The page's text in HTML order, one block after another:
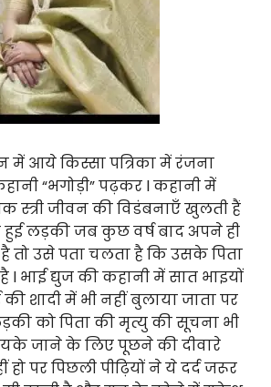
में आये किस्सा पत्रिका में रंजना
“भगोड़ी” पढ़कर l कहानी में
स्त्री जीवन की विडंबनाएँ खुलती हैं
हुई लड़की जब कुछ वर्ष बाद अपने ही
तो उसे पता चलता है कि उसके पिता
l भाई द्युज की कहानी में सात भाइयों
शादी में भी नहीं बुलाया जाता पर
को पिता की मृत्यु की सूचना भी
जाने के लिए पूछने की दीवारे
हो पर पिछली पीढ़ियों ने ये दर्द जरूर